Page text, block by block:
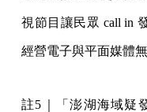
視節目讓民眾 call in
經營電子與平面媒體無
註5｜「澎湖海域疑